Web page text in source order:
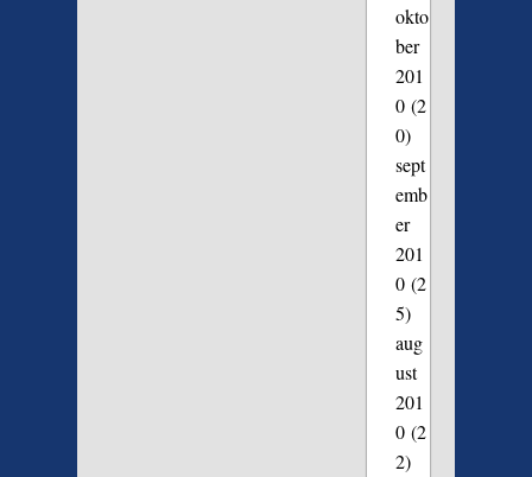
okto
ber
201
0(2
0)
sept
emb
er
201
0(2
5)
aug
ust
201
0(2
2)